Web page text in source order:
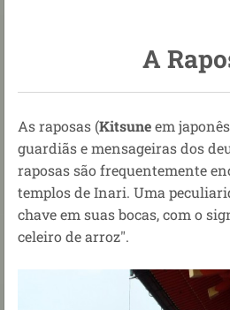
A
As raposas (Kitsuneem
guardiãs e mensageiras dos
raposas são frequentemente
templos de Inari. Uma
chave em suas bocas, com o
celeiro de arroz".